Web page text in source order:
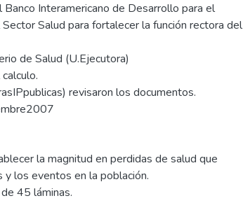
Banco Interamericano de Desarrollo para el
Salud para fortalecer la función rectora del
de Salud (U.Ejecutora)
revisaron los documentos.
la magnitud en perdidas de salud que
y los eventos en la población.
45 láminas.